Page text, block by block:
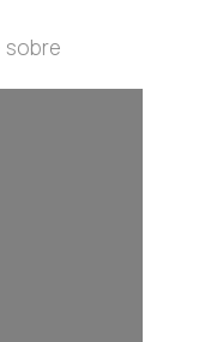
sobre